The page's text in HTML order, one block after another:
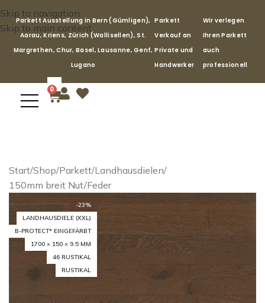
Skip to navigation
Skip to main content
Parkett Ausstellung in Bern (Gümligen),
Aarau, Kriens, Zürich (Wallisellen), St.
Margrethen, Chur, Basel, Lausanne, Genf,
Lugano
Parkett
Verkauf an
Private und
Handwerker
Wir verlegen
Ihren Parkett
auch
professionell
0
Start/Shop/Parkett/Landhausdielen/
150mm breit Nut/Feder
-23%
LANDHAUSDIELE (XXL)
B-PROTECT* EINGEFÄRBT
1700 × 150 × 9.5 MM
46 RUSTIKAL
RUSTIKAL